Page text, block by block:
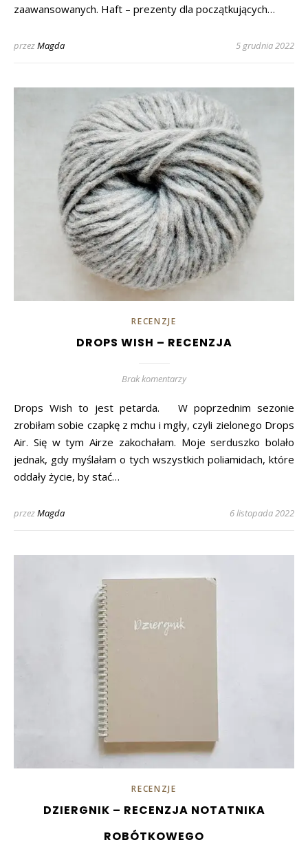
zaawansowanych. Haft – prezenty dla początkujących…
przezMagda 5 grudnia 2022
RECENZJE
DROPS WISH – RECENZJA
Brak komentarzy
Drops Wish to jest petarda. W poprzednim sezonie
zrobiłam sobie czapkę z mchu i mgły, czyli zielonego Drops
Air. Się w tym Airze zakochałam. Moje serduszko bolało
jednak, gdy myślałam o tych wszystkich poliamidach, które
oddały życie, by stać…
przezMagda 6 listopada 2022
RECENZJE
DZIERGNIK – RECENZJA NOTATNIKA
ROBÓTKOWEGO